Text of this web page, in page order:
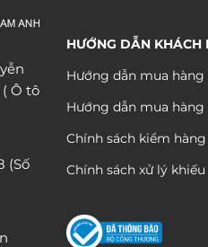
Ô tô
(Số
HƯỚNG DẪN KHÁCH
Hướng dẫn mua
Hướng dẫn mua hàng
Chính sách kiểm hàng
Chính sách xử lý khiếu